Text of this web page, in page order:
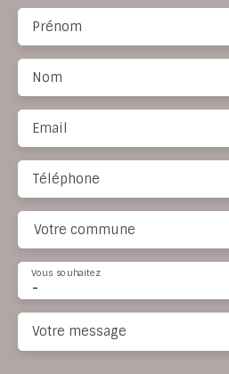
Prénom
Nom
Email
Téléphone
Votre commune
-
Vous souhaitez
Votre message